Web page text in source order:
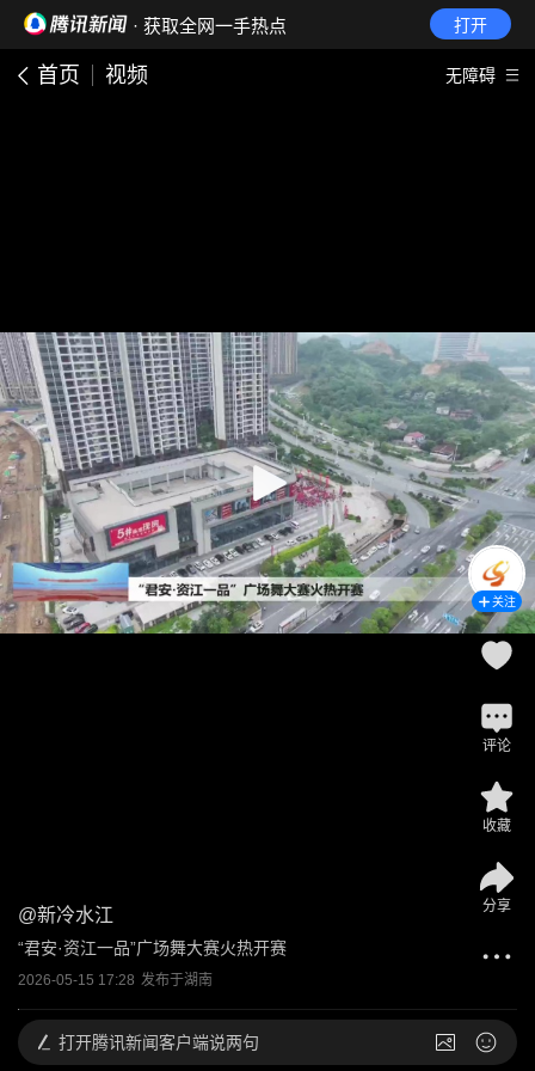
· 获取全网一手热点 打开
首页 视频 无障碍
@新冷水江
“君安·资江一品”广场舞大赛火热开赛
2026-05-15 17:28 发布于湖南
关注
评论
收藏
分享
打开腾讯新闻客户端说两句